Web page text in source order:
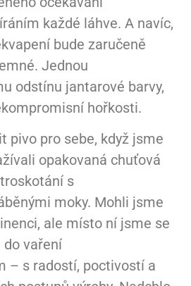
každé láhve. A navíc,
bude zaručeně
Jednou
odstínu jantarové barvy,
hořkosti.
pivo pro sebe, když jsme
opakovaná chuťová
s
moky. Mohli jsme
ale místo ní jsme se
do vaření
– s radostí, poctivostí a